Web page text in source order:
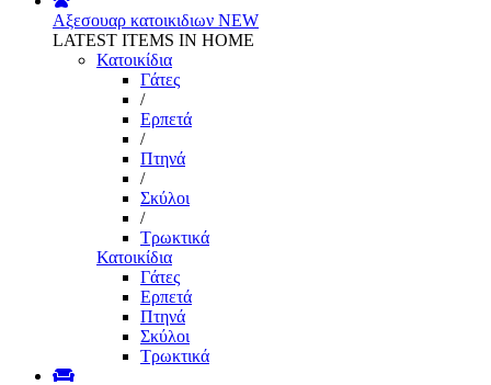
Αξεσουαρ κατοικιδιων NEW
LATEST ITEMS IN HOME
Κατοικίδια
Γάτες
/
Ερπετά
/
Πτηνά
/
Σκύλοι
/
Τρωκτικά
Κατοικίδια
Γάτες
Ερπετά
Πτηνά
Σκύλοι
Τρωκτικά